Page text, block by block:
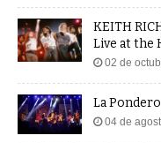
KEITH
Live at the
02 de
La
04 de